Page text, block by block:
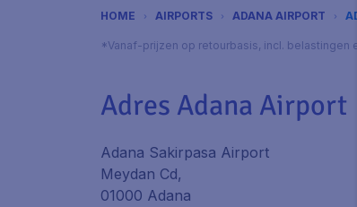
HOME AIRPORTS ADANA AIRPORT
*Vanaf-prijzen op retourbasis, incl.
Adres Adana Airport
Adana Sakirpasa Airport
Meydan Cd,
01000 Adana